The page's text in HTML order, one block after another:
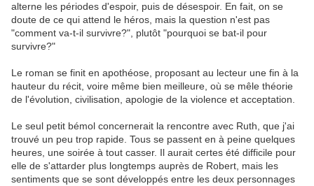
alterne les périodes d'espoir, puis de désespoir. En fait, on se
doute de ce qui attend le héros, mais la question n'est pas
"comment va-t-il survivre?", plutôt "pourquoi se bat-il pour
survivre?"
Le roman se finit en apothéose, proposant au lecteur une fin à la
hauteur du récit, voire même bien meilleure, où se mêle théorie
de l'évolution, civilisation, apologie de la violence et acceptation.
Le seul petit bémol concernerait la rencontre avec Ruth, que j'ai
trouvé un peu trop rapide. Tous se passent en à peine quelques
heures, une soirée à tout casser. Il aurait certes été difficile pour
elle de s'attarder plus longtemps auprès de Robert, mais les
sentiments que se sont développés entre les deux personnages